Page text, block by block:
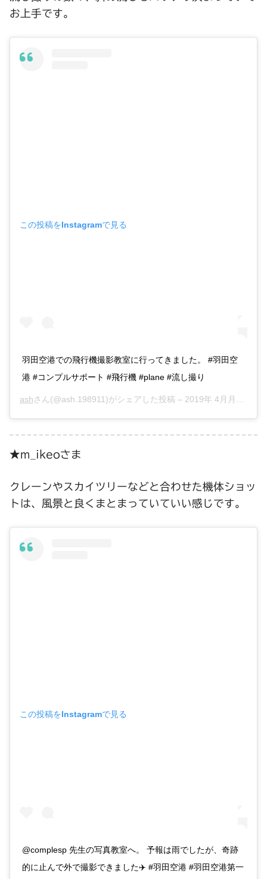
お上手です。
この投稿をInstagramで見る
羽田空港での飛行機撮影教室に行ってきました。 #羽田空
港 #コンプルサポート #飛行機 #plane #流し撮り
ashさん(@ash.198911)がシェアした投稿 – 2019年 4月月29日午後8時15分PDT
★m_ikeoさま
クレーンやスカイツリーなどと合わせた機体ショッ
トは、風景と良くまとまっていていい感じです。
この投稿をInstagramで見る
@complesp 先生の写真教室へ。 予報は雨でしたが、奇跡
的に止んで外で撮影できました✈️ #羽田空港 #羽田空港第一